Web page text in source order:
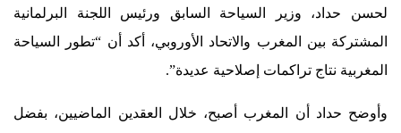
لحسن حداد، وزير السياحة السابق ورئيس اللجنة البرلمانية
المشتركة بين المغرب والاتحاد الأوروبي، أكد أن “تطور السياحة
المغربية نتاج تراكمات إصلاحية عديدة”.
وأوضح حداد أن المغرب أصبح، خلال العقدين الماضيين، بفضل